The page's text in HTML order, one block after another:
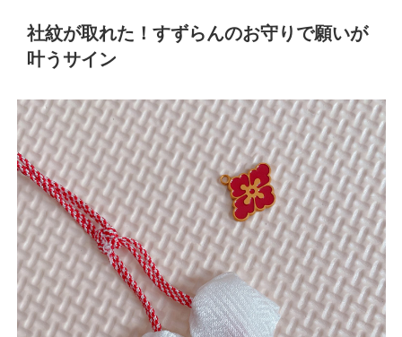
社紋が取れた！すずらんのお守りで願いが
叶うサイン